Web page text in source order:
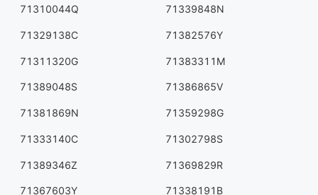
71310044Q 71339848N
71329138C 71382576Y
71311320G 71383311M
71389048S 71386865V
71381869N 71359298G
71333140C 71302798S
71389346Z 71369829R
71367603Y 71338191B